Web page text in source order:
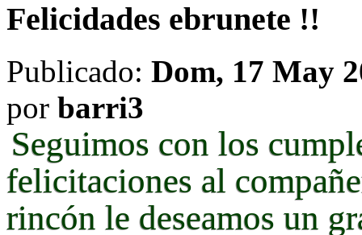
Felicidades ebrunete !!
Publicado: Dom, 17 May
por barri3
Seguimos con los
felicitaciones al
rincón le deseamos un